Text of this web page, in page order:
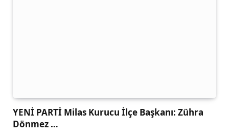
YENİ PARTİ Milas Kurucu İlçe Başkanı: Zühra
Dönmez …